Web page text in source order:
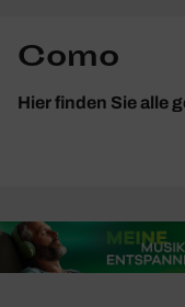
Como
Hier finden Sie alle